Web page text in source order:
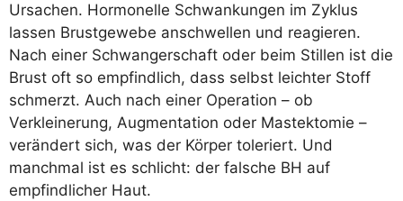
Ursachen. Hormonelle Schwankungen im Zyklus
lassen Brustgewebe anschwellen und reagieren.
Nach einer Schwangerschaft oder beim Stillen ist die
Brust oft so empfindlich, dass selbst leichter Stoff
schmerzt. Auch nach einer Operation – ob
Verkleinerung, Augmentation oder Mastektomie –
verändert sich, was der Körper toleriert. Und
manchmal ist es schlicht: der falsche BH auf
empfindlicher Haut.